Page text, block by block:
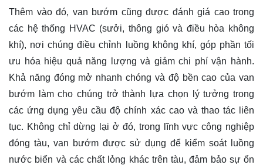
Thêm vào đó, van bướm cũng được đánh giá cao trong
các hệ thống HVAC (sưởi, thông gió và điều hòa không
khí), nơi chúng điều chỉnh luồng không khí, góp phần tối
ưu hóa hiệu quả năng lượng và giảm chi phí vận hành.
Khả năng đóng mở nhanh chóng và độ bền cao của van
bướm làm cho chúng trở thành lựa chọn lý tưởng trong
các ứng dụng yêu cầu độ chính xác cao và thao tác liên
tục. Không chỉ dừng lại ở đó, trong lĩnh vực công nghiệp
đóng tàu, van bướm được sử dụng để kiểm soát luồng
nước biển và các chất lỏng khác trên tàu, đảm bảo sự ổn